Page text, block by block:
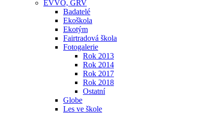
EVVO, GRV
Badatelé
Ekoškola
Ekotým
Fairtradová škola
Fotogalerie
Rok 2013
Rok 2014
Rok 2017
Rok 2018
Ostatní
Globe
Les ve škole